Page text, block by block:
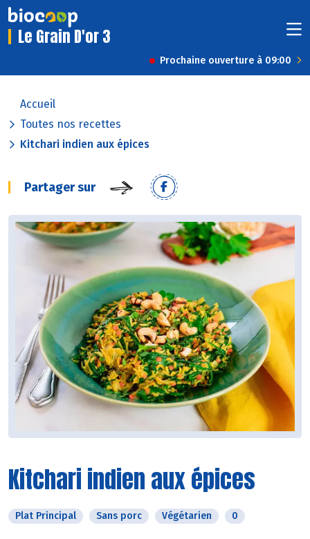
Le Grain D'or 3
Prochaine ouverture à 09:00
Accueil
Toutes nos recettes
Kitchari indien aux épices
Partager sur
Kitchari indien aux épices
Plat Principal Sans porc Végétarien 0